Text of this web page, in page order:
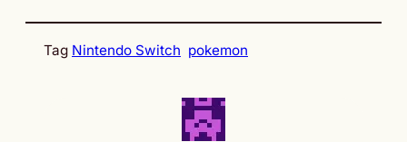
Tag Nintendo Switch pokemon